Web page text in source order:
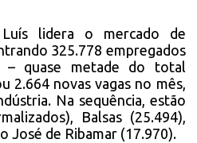
lidera o mercado de
325.778 empregados
– quase metade do total
2.664 novas vagas no mês,
Na sequência, estão
Balsas (25.494),
José de Ribamar (17.970).